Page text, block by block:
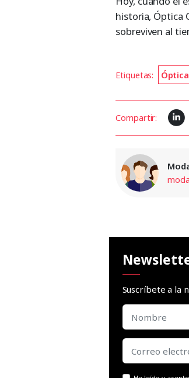
historia, Óptica
sobreviven al
Etiquetas:
Compartir:
Suscríbete a la